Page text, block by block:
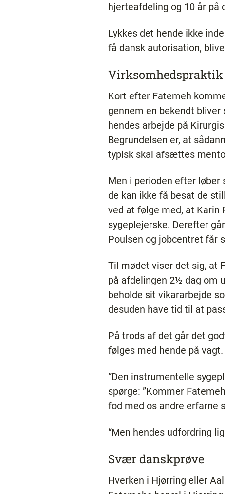
hjerteafdeling og 10 år
Lykkes det hende ikke
få dansk autorisation,
Kort efter Fatemeh
gennem en bekendt
hendes arbejde på
Begrundelsen er, at
typisk skal afsættes
Men i perioden efter
de kan ikke få besat de
ved at følge med, at Karin
sygeplejerske. Derefter
Poulsen og jobcentret får
Til mødet viser det sig, at
på afdelingen 2½ dag om
beholde sit vikararbejde
desuden have tid til at
På trods af det går det
følges med hende på vagt.
“Den instrumentelle
spørge: ”Kommer
fod med os andre erfarne
“Men hendes udfordring
Svær danskprøve
Hverken i Hjørring eller